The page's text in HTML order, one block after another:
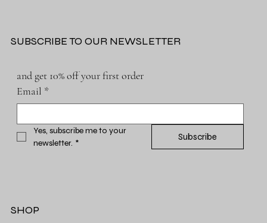
SUBSCRIBE TO OUR NEWSLETTER
and get 10% off your first order
Email *
Yes, subscribe me to your
newsletter. *
Subscribe
SHOP